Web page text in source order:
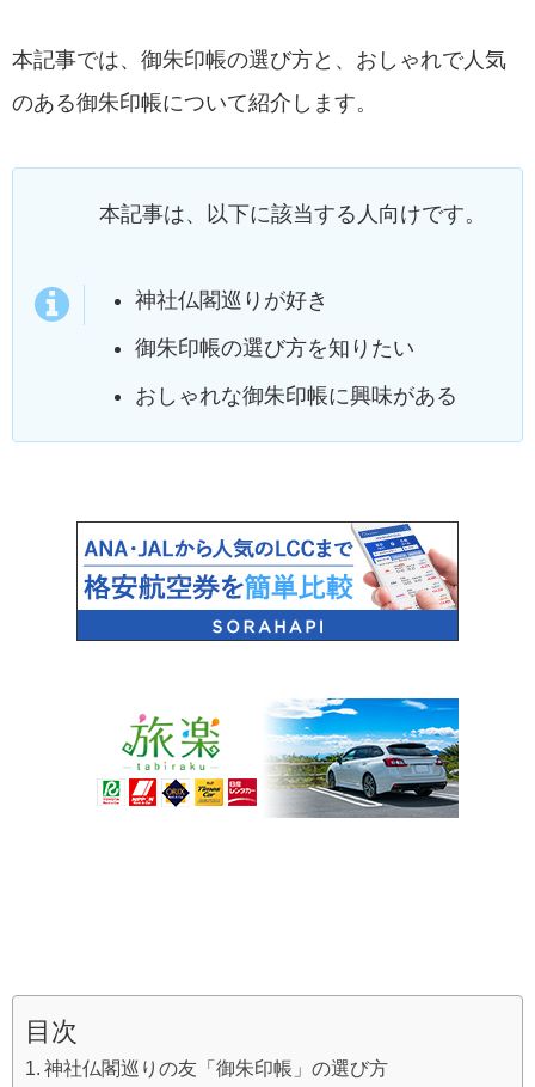
本記事では、御朱印帳の選び方と、おしゃれで人気
のある御朱印帳について紹介します。
本記事は、以下に該当する人向けです。
神社仏閣巡りが好き
御朱印帳の選び方を知りたい
おしゃれな御朱印帳に興味がある
目次
神社仏閣巡りの友「御朱印帳」の選び方